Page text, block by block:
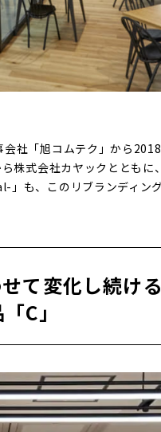
社「旭コムテク」から
株式会社カヤックとともに
も、このリブランディン
て変化し続け
C」